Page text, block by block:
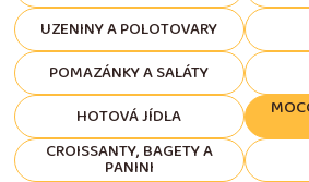
UZENINY A POLOTOVARY
POMAZÁNKY A SALÁTY
HOTOVÁ JÍDLA
CROISSANTY, BAGETY A
PANINI